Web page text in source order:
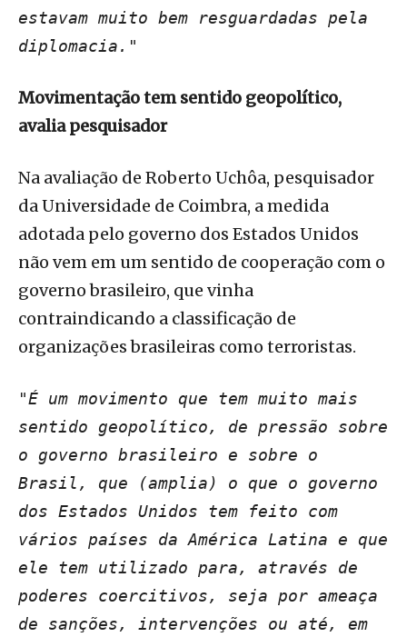
estavam muito bem resguardadas pela
diplomacia."
Movimentação tem sentido geopolítico,
avalia pesquisador
Na avaliação de Roberto Uchôa, pesquisador
da Universidade de Coimbra, a medida
adotada pelo governo dos Estados Unidos
não vem em um sentido de cooperação com o
governo brasileiro, que vinha
contraindicando a classificação de
organizações brasileiras como terroristas.
"É um movimento que tem muito mais
sentido geopolítico, de pressão sobre
o governo brasileiro e sobre o
Brasil, que (amplia) o que o governo
dos Estados Unidos tem feito com
vários países da América Latina e que
ele tem utilizado para, através de
poderes coercitivos, seja por ameaça
de sanções, intervenções ou até, em